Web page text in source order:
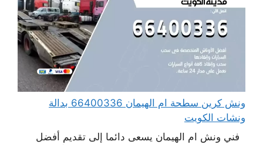
ونش كرين سطحة ام الهيمان 66400336 بدالة
ونشات الكويت
فني ونش ام الهيمان يسعى دائما إلى تقديم أفضل